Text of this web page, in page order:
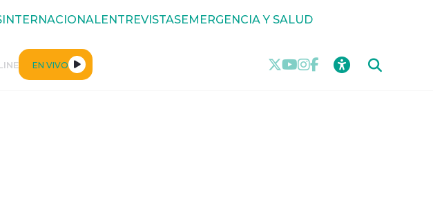
INTERNACIONALENTREVISTASEMERGENCIA Y SALUD
EN VIVO